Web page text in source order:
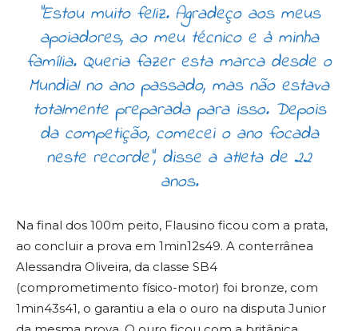
“Estou muito feliz. Agradeço aos meus
apoiadores, ao meu técnico e à minha
família. Queria fazer esta marca desde o
Mundial no ano passado, mas não estava
totalmente preparada para isso. Depois
da competição, comecei o ano focada
neste recorde”, disse a atleta de 22
anos.
Na final dos 100m peito, Flausino ficou com a prata,
ao concluir a prova em 1min12s49. A conterrânea
Alessandra Oliveira, da classe SB4
(comprometimento físico-motor) foi bronze, com
1min43s41, o garantiu a ela o ouro na disputa Junior